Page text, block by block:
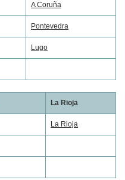
A Coruña
Pontevedra
Lugo
La Rioja
La Rioja